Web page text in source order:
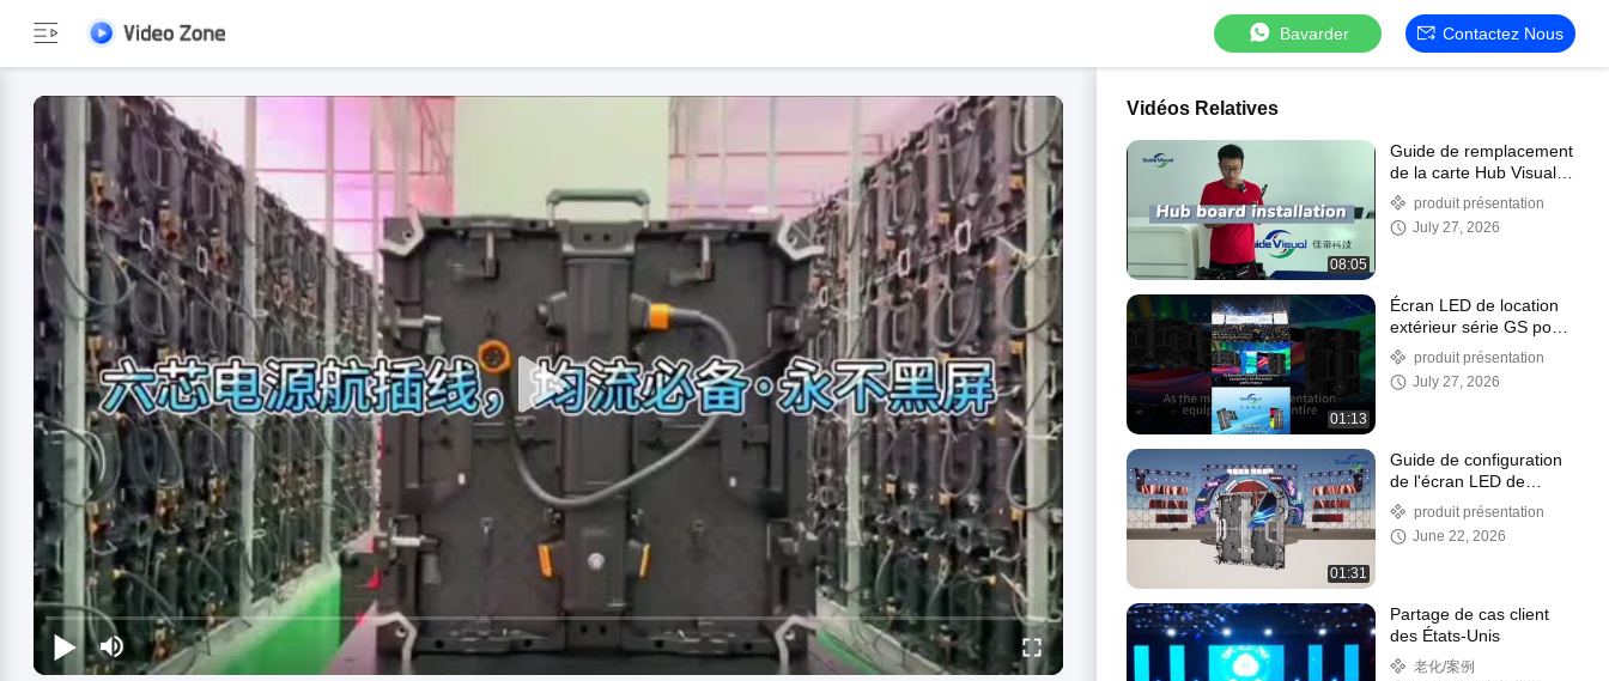
Bavarder Contactez Nous
Vidéos Relatives
08:05
Guide de remplacement
de la carte Hub Visual
G10produit présentation
July 27, 2026
01:13
Écran LED de location
extérieur série GS pour
événements
professionnels
produit présentation
July 27, 2026
01:31
Guide de configuration
de l'écran LED de
location de la série
Visual GS
produit présentation
June 22, 2026
Partage de cas client
des États-Unis
老化/案例